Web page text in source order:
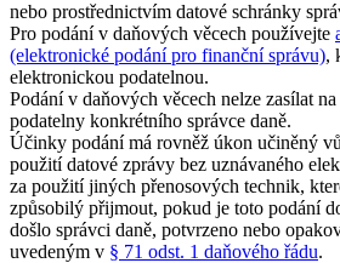
nebo prostřednictvím datové schránky
Pro podání v daňových věcech používejte
(elektronické podání pro finanční správu),
elektronickou podatelnou.
Podání v daňových věcech nelze zasílat
podatelny konkrétního správce daně.
Účinky podání má rovněž úkon učiněný
použití datové zprávy bez uznávaného
za použití jiných přenosových technik,
způsobilý přijmout, pokud je toto podání
došlo správci daně, potvrzeno nebo
uvedeným v § 71 odst. 1 daňového řádu.